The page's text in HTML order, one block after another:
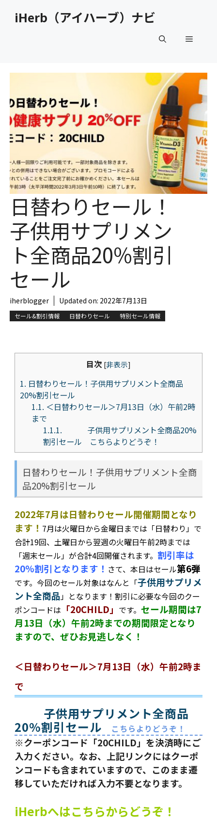
iHerb（アイハーブ）ナビ
メ
ュ
ー
日替わりセール！
子供用サプリメン
ト全商品20%割引
セール
iherblogger Updated on: 2022年7月13日
セール&割引情報 日替わりセール 特別セール情報
目次 [非表示]
1. 日替わりセール！子供用サプリメント全商品
20%割引セール
1.1. ＜日替わりセール＞7月13日（水）午前2時
まで
1.1.1. 子供用サプリメント全商品20%
割引セール こちらよりどうぞ！
日替わりセール！子供用サプリメント全商
品20%割引セール
2022年7月は日替わりセール開催期間となり
ます！ 7月は火曜日から金曜日までは「日替わり」で
合計19回、土曜日から翌週の火曜日午前2時までは
「週末セール」が合計4回開催されます。 割引率は
20%割引となります！ さて、本日はセール第6弾
です。今回のセール対象はなんと「子供用サプリメ
ント全商品 」となります！割引に必要な今回のクー
ポンコードは 「20CHILD」 です。 セール期間は7
月13日（水）午前2時までの期間限定となり
ますので、ぜひお見逃しなく！
＜日替わりセール＞7月13日（水）午前2時ま
で
子供用サプリメント全商品
20%割引セール
こちらよりどうぞ！
※クーポンコード「20CHILD」を決済時にご
入力ください。なお、上記リンクにはクーポ
ンコードも含まれていますので、このまま遷
移していただければ入力不要となります。
iHerbへはこちらからどうぞ！